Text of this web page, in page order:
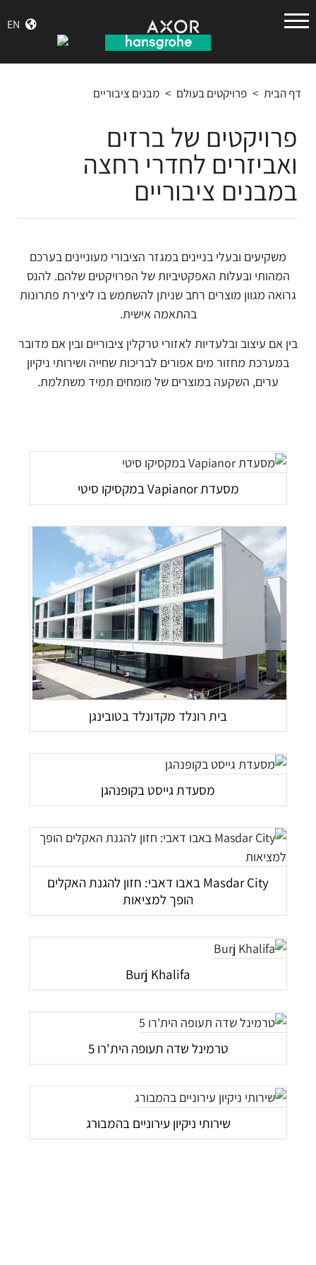
EN
גרואה
דף הבית > פרויקטים בעולם > מבנים ציבוריים
פרויקטים של ברזים
ואביזרים לחדרי רחצה
במבנים ציבוריים
משקיעים ובעלי בניינים במגזר הציבורי מעוניינים בערכם
המהותי ובעלות האפקטיביות של הפרויקטים שלהם. להנס
גרואה מגוון מוצרים רחב שניתן להשתמש בו ליצירת פתרונות
בהתאמה אישית.
בין אם עיצוב ובלעדיות לאזורי טרקלין ציבוריים ובין אם מדובר
במערכת מחזור מים אפורים לבריכות שחייה ושירותי ניקיון
ערים, השקעה במוצרים של מומחים תמיד משתלמת.
מסעדת Vapianor במקסיקו סיטי
בית רונלד מקדונלד בטובינגן
מסעדת גייסט בקופנהגן
Masdar City באבו דאבי: חזון להגנת האקלים
הופך למציאות
Burj Khalifa
טרמינל שדה תעופה הית'רו 5
שירותי ניקיון עירוניים בהמבורג